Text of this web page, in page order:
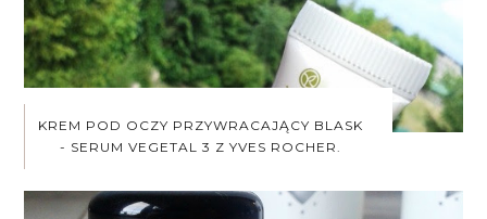
KREM POD OCZY PRZYWRACAJĄCY BLASK
- SERUM VEGETAL 3 Z YVES ROCHER.